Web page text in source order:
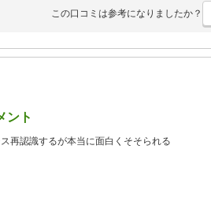
この口コミは参考になりましたか？
ント
再認識するが本当に面白くそそられる